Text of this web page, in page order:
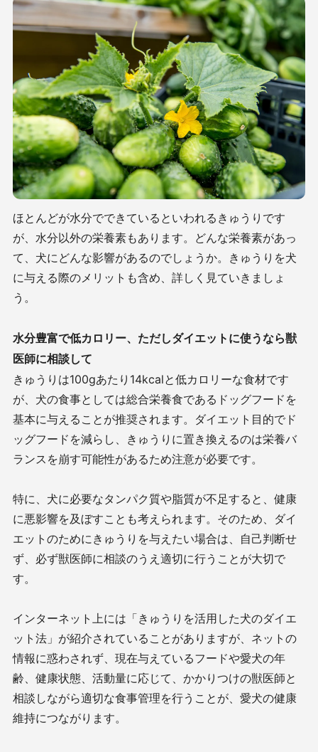
ほとんどが水分でできているといわれるきゅうりです
が、水分以外の栄養素もあります。どんな栄養素があっ
て、犬にどんな影響があるのでしょうか。きゅうりを犬
に与える際のメリットも含め、詳しく見ていきましょ
う。
水分豊富で低カロリー、ただしダイエットに使うなら獣
医師に相談して
きゅうりは100gあたり14kcalと低カロリーな食材です
が、犬の食事としては総合栄養食であるドッグフードを
基本に与えることが推奨されます。ダイエット目的でド
ッグフードを減らし、きゅうりに置き換えるのは栄養バ
ランスを崩す可能性があるため注意が必要です。
特に、犬に必要なタンパク質や脂質が不足すると、健康
に悪影響を及ぼすことも考えられます。そのため、ダイ
エットのためにきゅうりを与えたい場合は、自己判断せ
ず、必ず獣医師に相談のうえ適切に行うことが大切で
す。
インターネット上には「きゅうりを活用した犬のダイエ
ット法」が紹介されていることがありますが、ネットの
情報に惑わされず、現在与えているフードや愛犬の年
齢、健康状態、活動量に応じて、かかりつけの獣医師と
相談しながら適切な食事管理を行うことが、愛犬の健康
維持につながります。